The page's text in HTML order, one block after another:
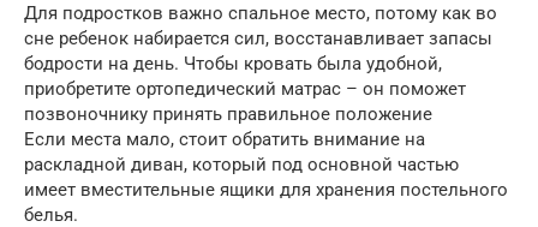
Для подростков важно спальное место, потому как во
сне ребенок набирается сил, восстанавливает запасы
бодрости на день. Чтобы кровать была удобной,
приобретите ортопедический матрас – он поможет
позвоночнику принять правильное положение
Если места мало, стоит обратить внимание на
раскладной диван, который под основной частью
имеет вместительные ящики для хранения постельного
белья.